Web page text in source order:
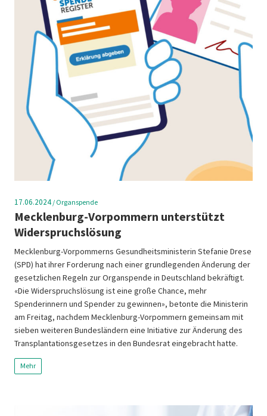
17.06.2024/ Organspende
Mecklenburg-Vorpommern unterstützt
Widerspruchslösung
Mecklenburg-Vorpommerns Gesundheitsministerin Stefanie Drese
(SPD) hat ihrer Forderung nach einer grundlegenden Änderung der
gesetzlichen Regeln zur Organspende in Deutschland bekräftigt.
«Die Widerspruchslösung ist eine große Chance, mehr
Spenderinnern und Spender zu gewinnen», betonte die Ministerin
am Freitag, nachdem Mecklenburg-Vorpommern gemeinsam mit
sieben weiteren Bundesländern eine Initiative zur Änderung des
Transplantationsgesetzes in den Bundesrat eingebracht hatte.
Mehr